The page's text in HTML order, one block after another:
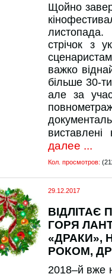
Щойно
стрічок з
важко
більше 30-
але за
далее ...
Кол. просмотров:
29.12.2017
ВІДЛІТАЄ
ГОРЯ
«ДРАКИ»,
РОКОМ,
2018–й вже